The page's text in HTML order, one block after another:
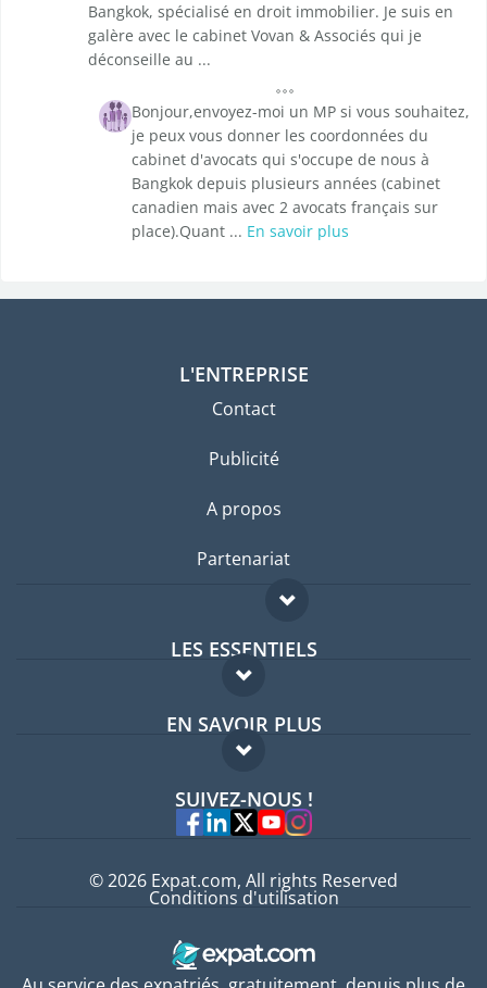
Bangkok, spécialisé en droit immobilier. Je suis en
galère avec le cabinet Vovan & Associés qui je
déconseille au ...
Bonjour,envoyez-moi un MP si vous souhaitez,
je peux vous donner les coordonnées du
cabinet d'avocats qui s'occupe de nous à
Bangkok depuis plusieurs années (cabinet
canadien mais avec 2 avocats français sur
place).Quant ... En savoir plus
L'ENTREPRISE
Contact
Publicité
A propos
Partenariat
LES ESSENTIELS
Forum expatriés
Guides pays
EN SAVOIR PLUS
FAQ
Experts
SUIVEZ-NOUS !
© 2026 Expat.com, All rights Reserved
Conditions d'utilisation